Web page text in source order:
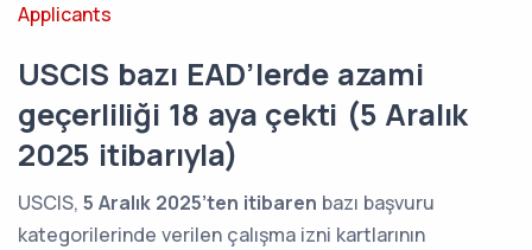
Applicants
USCIS bazı EAD’lerde azami
geçerliliği 18 aya çekti (5 Aralık
2025 itibarıyla)
USCIS, 5 Aralık 2025’ten itibaren bazı başvuru
kategorilerinde verilen çalışma izni kartlarının